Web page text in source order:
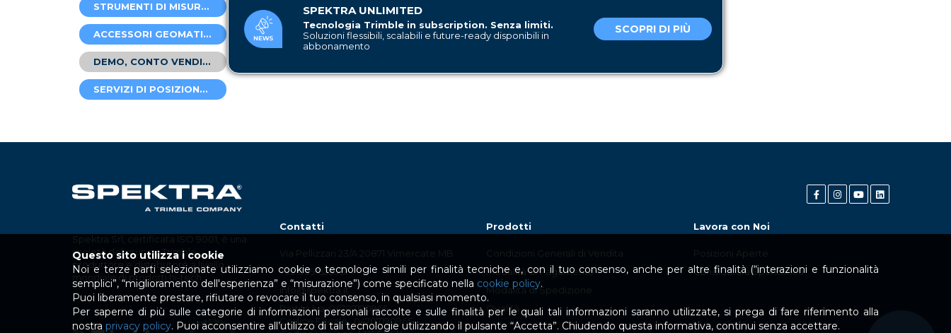
SPEKTRA UNLIMITED
Tecnologia Trimble in subscription. Senza limiti.
Soluzioni flessibili, scalabili e future-ready disponibili in
abbonamento
SCOPRI DI PIÙ
STRUMENTI DI MISURA LASER
ACCESSORI GEOMATICA
DEMO, CONTO VENDITE E USATO
SERVIZI DI POSIZIONAMENTO
Spektra Srl, certificata ISO 9001, è una
società del gruppo Trimble,
produttore e distributore a livello
mondiale di prodotti hi-tech.
Contatti
Via Pellizzari 23/A 20871 Vimercate MB
+39.039.625051
info@spektra.it
Partita Iva: 04707190965
Codice Fiscale : 04707190965
Prodotti
Condizioni Generali di Vendita
Modalità di Pagamento
Modalità di Spedizione
Qualità
Lavora con Noi
Posizioni Aperte
Candidatura Spontanea
Questo sito utilizza i cookie
Noi e terze parti selezionate utilizziamo cookie o tecnologie simili per finalità tecniche e, con il tuo consenso, anche per altre finalità (“interazioni e funzionalità
semplici”, “miglioramento dell'esperienza” e “misurazione”) come specificato nella cookie policy.
Puoi liberamente prestare, rifiutare o revocare il tuo consenso, in qualsiasi momento.
Per saperne di più sulle categorie di informazioni personali raccolte e sulle finalità per le quali tali informazioni saranno utilizzate, si prega di fare riferimento alla
nostra privacy policy. Puoi acconsentire all’utilizzo di tali tecnologie utilizzando il pulsante “Accetta”. Chiudendo questa informativa, continui senza accettare.